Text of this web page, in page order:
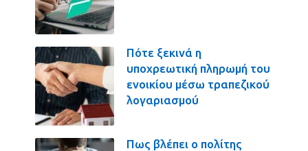
Πότε ξεκινά η
υποχρεωτική πληρωμή του
ενοικίου μέσω τραπεζικού
λογαριασμού
Πως βλέπει ο πολίτης